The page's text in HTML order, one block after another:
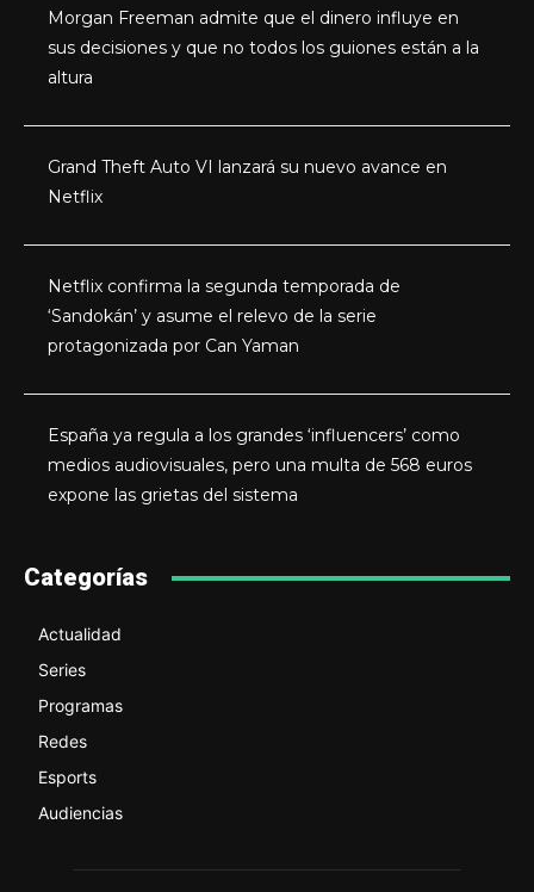
Morgan Freeman admite que el dinero influye en
sus decisiones y que no todos los guiones están a la
altura
Grand Theft Auto VI lanzará su nuevo avance en
Netflix
Netflix confirma la segunda temporada de
‘Sandokán’ y asume el relevo de la serie
protagonizada por Can Yaman
España ya regula a los grandes ‘influencers’ como
medios audiovisuales, pero una multa de 568 euros
expone las grietas del sistema
Categorías
Actualidad
Series
Programas
Redes
Esports
Audiencias